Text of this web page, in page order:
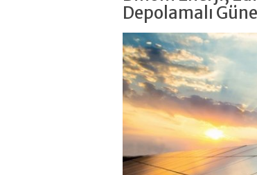
Depolamalı